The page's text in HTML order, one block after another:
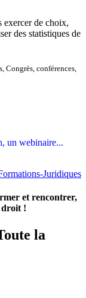
exercer de choix,
des statistiques de
Congrès, conférences,
un webinaire...
et rencontrer,
droit !
la